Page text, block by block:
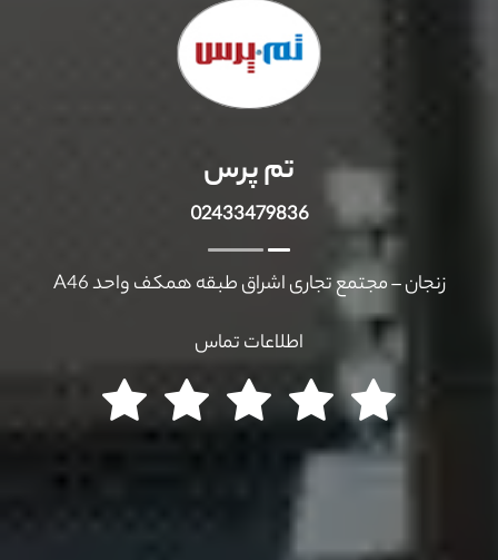
تم پرس
02433479836
زنجان – مجتمع تجاری اشراق طبقه همکف واحد A46
اطلاعات تماس